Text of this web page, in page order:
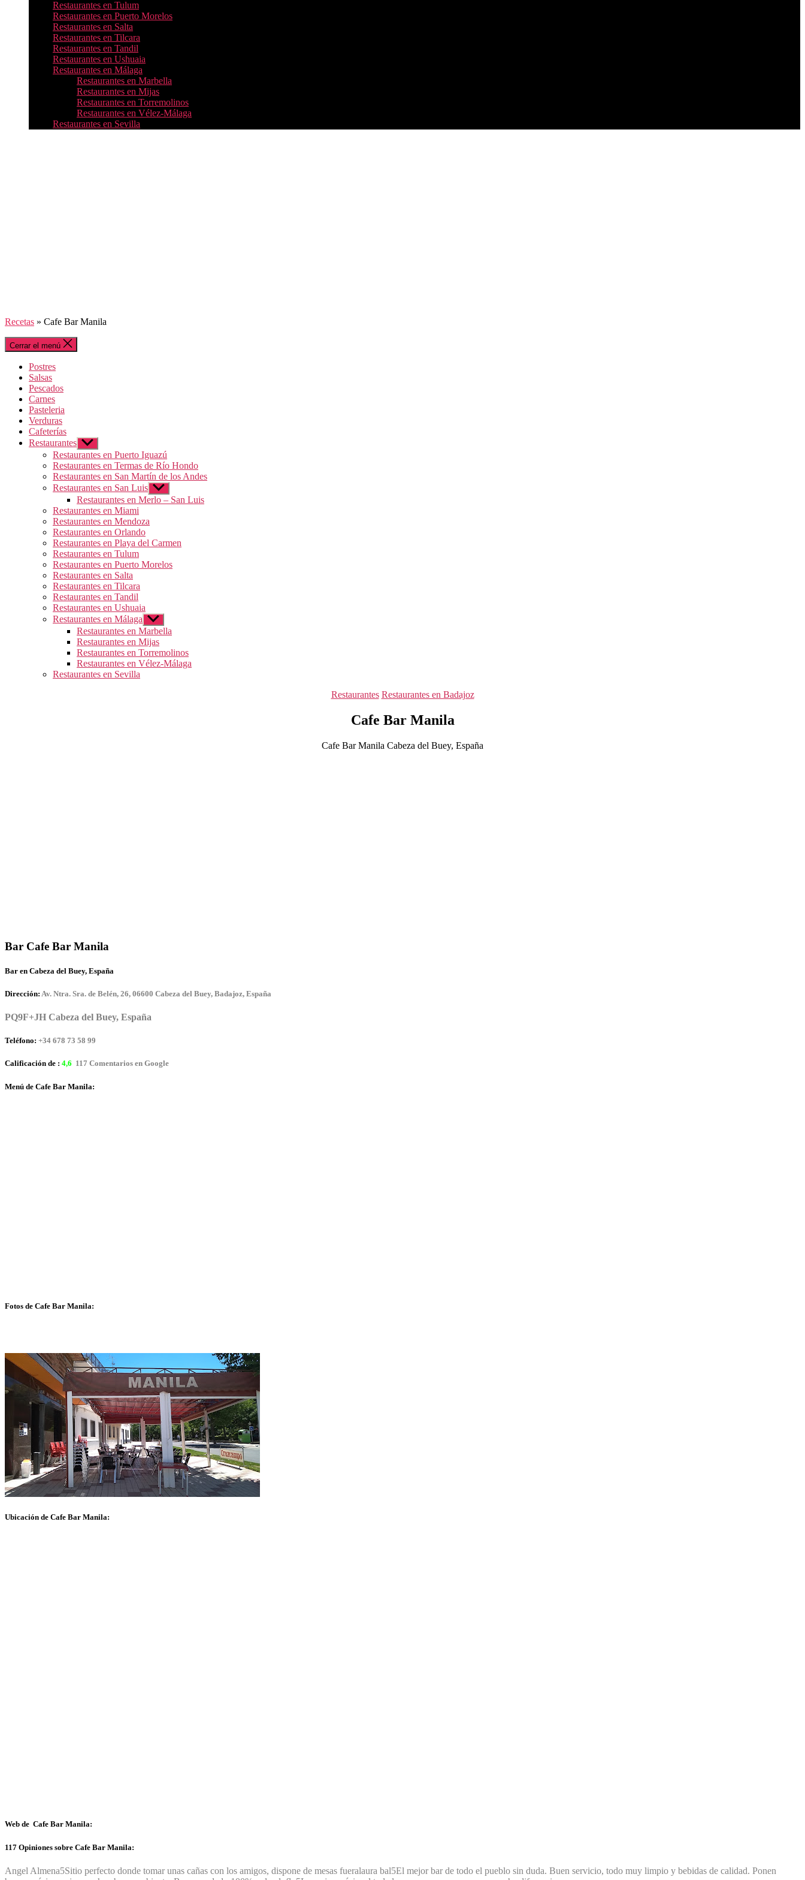
Restaurantes en Tulum
Restaurantes en Puerto Morelos
Restaurantes en Salta
Restaurantes en Tilcara
Restaurantes en Tandil
Restaurantes en Ushuaia
Restaurantes en Málaga
Restaurantes en Marbella
Restaurantes en Mijas
Restaurantes en Torremolinos
Restaurantes en Vélez-Málaga
Restaurantes en Sevilla
Recetas » Cafe Bar Manila
Cerrar el menú
Postres
Salsas
Pescados
Carnes
Pasteleria
Verduras
Cafeterías
Restaurantes Mostrar
el
submenú
Restaurantes en Puerto Iguazú
Restaurantes en Termas de Río Hondo
Restaurantes en San Martín de los Andes
Restaurantes en San Luis Mostrar
el
submenú
Restaurantes en Merlo – San Luis
Restaurantes en Miami
Restaurantes en Mendoza
Restaurantes en Orlando
Restaurantes en Playa del Carmen
Restaurantes en Tulum
Restaurantes en Puerto Morelos
Restaurantes en Salta
Restaurantes en Tilcara
Restaurantes en Tandil
Restaurantes en Ushuaia
Restaurantes en Málaga Mostrar
el
submenú
Restaurantes en Marbella
Restaurantes en Mijas
Restaurantes en Torremolinos
Restaurantes en Vélez-Málaga
Restaurantes en Sevilla
Categorías
Restaurantes Restaurantes en Badajoz
Cafe Bar Manila
Cafe Bar Manila Cabeza del Buey, España
Bar Cafe Bar Manila
Bar en Cabeza del Buey, España
Dirección: Av. Ntra. Sra. de Belén, 26, 06600 Cabeza del Buey, Badajoz, España
PQ9F+JH Cabeza del Buey, España
Teléfono: +34 678 73 58 99
Calificación de : 4,6 117 Comentarios en Google
Menú de Cafe Bar Manila:
Fotos de Cafe Bar Manila:
Ubicación de Cafe Bar Manila:
Web de Cafe Bar Manila:
117 Opiniones sobre Cafe Bar Manila:
Angel Almena5Sitio perfecto donde tomar unas cañas con los amigos, dispone de mesas fueralaura bal5El mejor bar de todo el pueblo sin duda. Buen servicio, todo muy limpio y bebidas de calidad. Ponen